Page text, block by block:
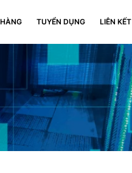
TUYỂN DỤNG LIÊN KẾT